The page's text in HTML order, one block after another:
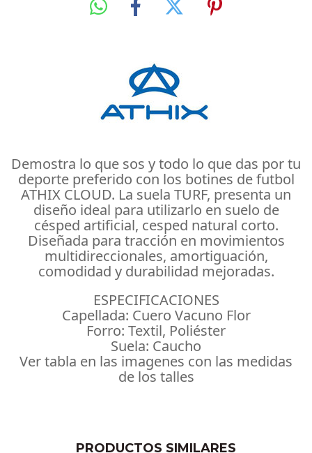
Demostra lo que sos y todo lo que das por tu
deporte preferido con los botines de futbol
ATHIX CLOUD. La suela TURF, presenta un
diseño ideal para utilizarlo en suelo de
césped artificial, cesped natural corto.
Diseñada para tracción en movimientos
multidireccionales, amortiguación,
comodidad y durabilidad mejoradas.
ESPECIFICACIONES
Capellada: Cuero Vacuno Flor
Forro: Textil, Poliéster
Suela: Caucho
Ver tabla en las imagenes con las medidas
de los talles
PRODUCTOS SIMILARES